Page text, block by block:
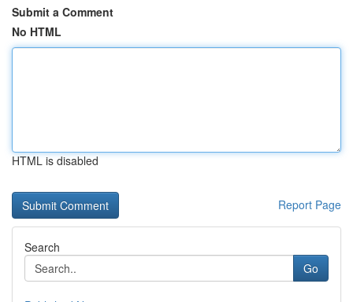
Submit a Comment
No HTML
HTML is disabled
Report Page
Search
Go